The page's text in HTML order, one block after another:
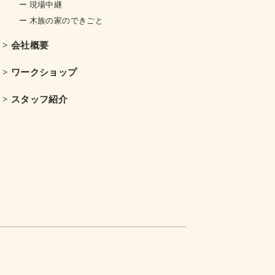
ー 現場中継
ー 木族の家のできごと
> 会社概要
> ワークショップ
> スタッフ紹介